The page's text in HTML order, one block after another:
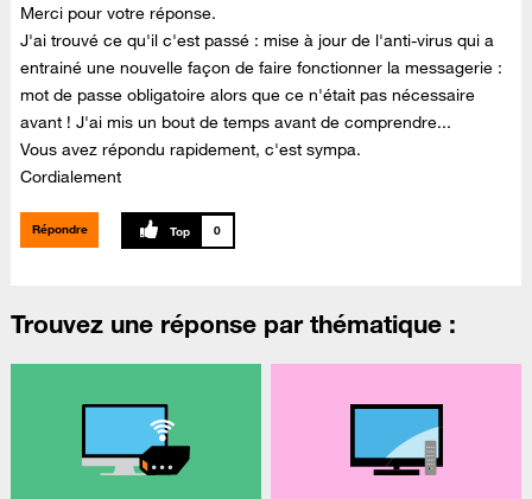
Merci pour votre réponse.
J'ai trouvé ce qu'il c'est passé : mise à jour de l'anti-virus qui a
entrainé une nouvelle façon de faire fonctionner la messagerie :
mot de passe obligatoire alors que ce n'était pas nécessaire
avant ! J'ai mis un bout de temps avant de comprendre...
Vous avez répondu rapidement, c'est sympa.
Cordialement
Répondre 0
Trouvez une réponse par thématique :